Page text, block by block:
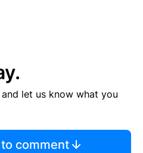
let us know what you
comment